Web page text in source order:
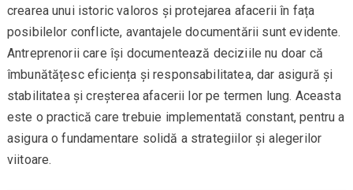
crearea unui istoric valoros și protejarea afacerii în fața
posibilelor conflicte, avantajele documentării sunt evidente.
Antreprenorii care își documentează deciziile nu doar că
îmbunătățesc eficiența și responsabilitatea, dar asigură și
stabilitatea și creșterea afacerii lor pe termen lung. Aceasta
este o practică care trebuie implementată constant, pentru a
asigura o fundamentare solidă a strategiilor și alegerilor
viitoare.